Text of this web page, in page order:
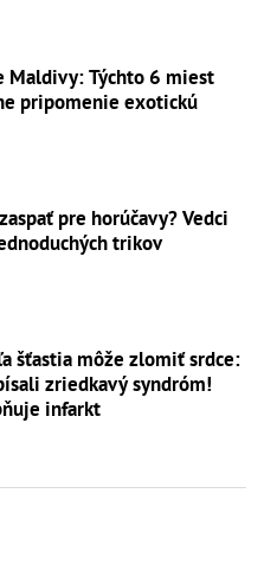
Maldivy: Týchto 6 miest
pripomenie exotickú
pre horúčavy? Vedci
trikov
šťastia môže zlomiť srdce:
zriedkavý syndróm!
infarkt